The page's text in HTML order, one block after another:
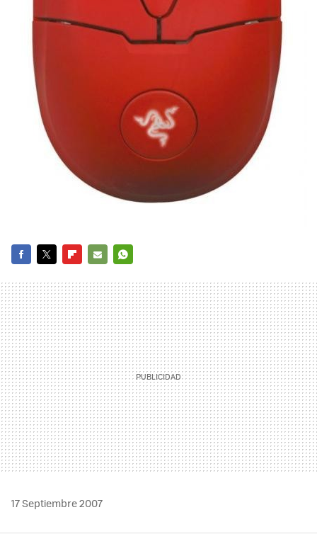
MAIL
17 Septiembre 2007